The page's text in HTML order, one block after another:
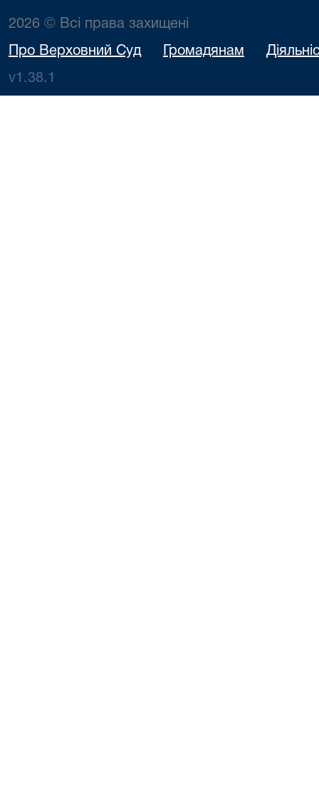
2026 © Всі права захищені
Про Верховний Суд Громадянам
v1.38.1